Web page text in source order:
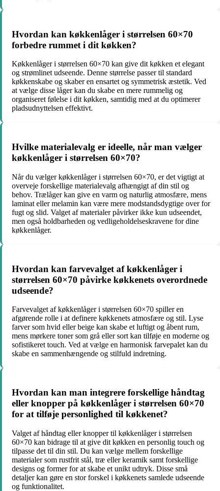
Hvordan kan køkkenlåger i størrelsen 60×70
forbedre rummet i dit køkken?
Køkkenlåger i størrelsen 60×70 kan give dit køkken et elegant
og strømlinet udseende. Denne størrelse passer til standard
køkkenskabe og skaber en ensartet og symmetrisk æstetik. Ved
at vælge disse låger kan du skabe en mere rummelig og
organiseret følelse i dit køkken, samtidig med at du optimerer
pladsudnyttelsen effektivt.
Hvilke materialevalg er ideelle, når man vælger
køkkenlåger i størrelsen 60×70?
Når du vælger køkkenlåger i størrelsen 60×70, er det vigtigt at
overveje forskellige materialevalg afhængigt af din stil og
behov. Trælåger kan give en varm og naturlig atmosfære, mens
laminat eller melamin kan være mere modstandsdygtige over for
fugt og slid. Valget af materialer påvirker ikke kun udseendet,
men også holdbarheden og vedligeholdelseskravene for dine
køkkenlåger.
Hvordan kan farvevalget af køkkenlåger i
størrelsen 60×70 påvirke køkkenets overordnede
udseende?
Farvevalget af køkkenlåger i størrelsen 60×70 spiller en
afgørende rolle i at definere køkkenets atmosfære og stil. Lyse
farver som hvid eller beige kan skabe et luftigt og åbent rum,
mens mørkere toner som grå eller sort kan tilføje en moderne og
sofistikeret touch. Ved at vælge en harmonisk farvepalet kan du
skabe en sammenhængende og stilfuld indretning.
Hvordan kan man integrere forskellige håndtag
eller knopper på køkkenlåger i størrelsen 60×70
for at tilføje personlighed til køkkenet?
Valget af håndtag eller knopper til køkkenlåger i størrelsen
60×70 kan bidrage til at give dit køkken en personlig touch og
tilpasse det til din stil. Du kan vælge mellem forskellige
materialer som rustfrit stål, træ eller keramik samt forskellige
designs og former for at skabe et unikt udtryk. Disse små
detaljer kan gøre en stor forskel i køkkenets samlede udseende
og funktionalitet.